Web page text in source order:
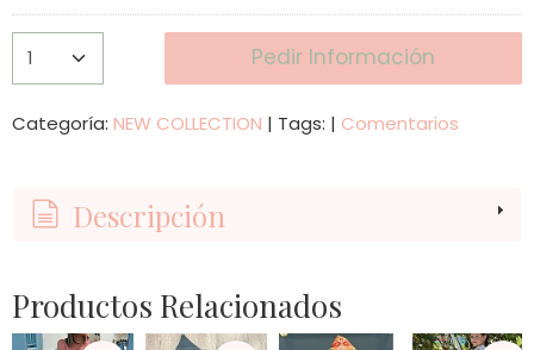
Pedir Información
Categoría: NEW COLLECTION | Tags: | Comentarios
Descripción
Productos Relacionados